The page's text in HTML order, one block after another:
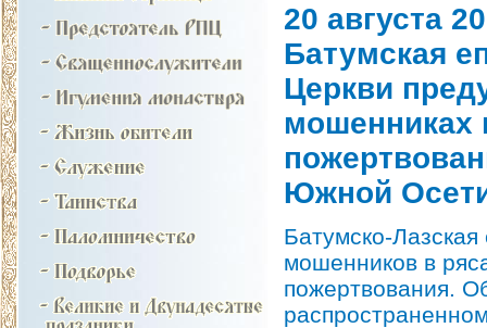
20 августа
Батумская
Церкви
мошенниках
Южной
Батумско-
мошенников в
пожертвования.